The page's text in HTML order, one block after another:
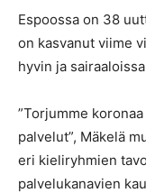
Espoossa on 38
on kasvanut viime
hyvin ja
”Torjumme
palvelut”, Mäkelä
eri kieliryhmien
palvelukanavien